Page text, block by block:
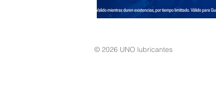
© 2026 UNO lubricantes